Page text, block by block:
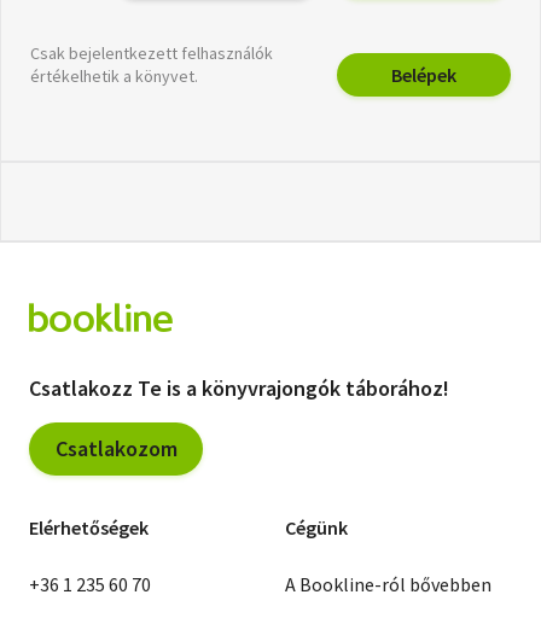
Csak bejelentkezett felhasználók
értékelhetik a könyvet.
Belépek
Csatlakozz Te is a könyvrajongók táborához!
Csatlakozom
Elérhetőségek
+36 1 235 60 70
Cégünk
A Bookline-ról bővebben